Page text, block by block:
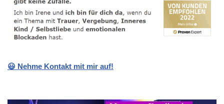
😃 Nehme Kontakt mit mir auf!